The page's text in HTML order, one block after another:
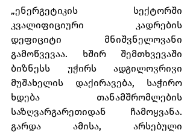
„ენერგეტიკის სექტორში
კვალიფიციური კადრების
დეფიციტი მნიშვნელოვანი
გამოწვევაა. ხშირ შემთხვევაში
ბიზნესს უჭირს ადგილოვრივი
მუშახელის დაქირავება, საჭირო
ხდება თანამშრომლების
საზღვარგარეთიდან ჩამოყვანა.
გარდა ამისა, არსებული